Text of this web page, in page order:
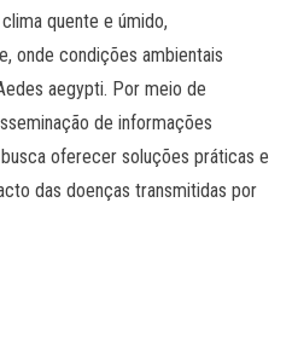
quente e úmido,
onde condições ambientais
aegypti. Por meio de
de informações
oferecer soluções práticas e
das doenças transmitidas por